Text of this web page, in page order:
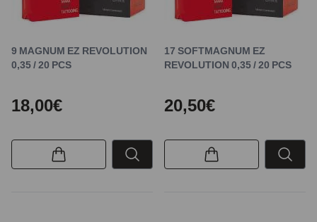
9 MAGNUM EZ REVOLUTION
0,35 / 20 PCS
18,00€
17 SOFTMAGNUM EZ
REVOLUTION 0,35 / 20 PCS
20,50€